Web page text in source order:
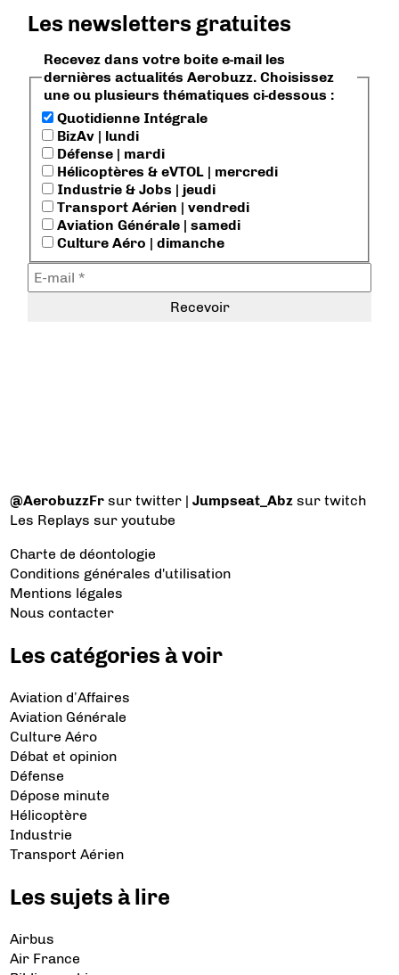
Les newsletters gratuites
Recevez dans votre boite e-mail les
dernières actualités Aerobuzz. Choisissez
une ou plusieurs thématiques ci-dessous :
Quotidienne Intégrale
BizAv | lundi
Défense | mardi
Hélicoptères & eVTOL | mercredi
Industrie & Jobs | jeudi
Transport Aérien | vendredi
Aviation Générale | samedi
Culture Aéro | dimanche
@AerobuzzFr sur twitter |Jumpseat_Abz sur twitch
Les Replays sur youtube
Charte de déontologie
Conditions générales d'utilisation
Mentions légales
Nous contacter
Les catégories à voir
Aviation d’Affaires
Aviation Générale
Culture Aéro
Débat et opinion
Défense
Dépose minute
Hélicoptère
Industrie
Transport Aérien
Les sujets à lire
Airbus
Air France